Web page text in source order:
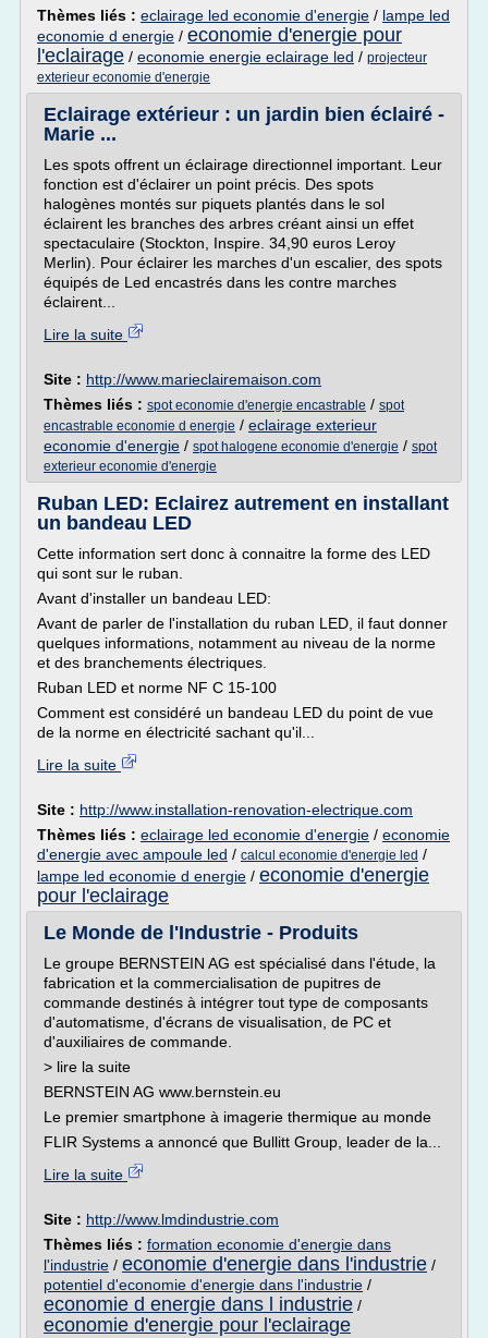
Thèmes liés : eclairage led economie d'energie / lampe led
economie d energie / economie d'energie pour
l'eclairage / economie energie eclairage led / projecteur
exterieur economie d'energie
Eclairage extérieur : un jardin bien éclairé -
Marie ...
Les spots offrent un éclairage directionnel important. Leur
fonction est d'éclairer un point précis. Des spots
halogènes montés sur piquets plantés dans le sol
éclairent les branches des arbres créant ainsi un effet
spectaculaire (Stockton, Inspire. 34,90 euros Leroy
Merlin). Pour éclairer les marches d'un escalier, des spots
équipés de Led encastrés dans les contre marches
éclairent...
Lire la suite
Site : http://www.marieclairemaison.com
Thèmes liés : spot economie d'energie encastrable / spot
encastrable economie d energie / eclairage exterieur
economie d'energie / spot halogene economie d'energie / spot
exterieur economie d'energie
Ruban LED: Eclairez autrement en installant
un bandeau LED
Cette information sert donc à connaitre la forme des LED
qui sont sur le ruban.
Avant d'installer un bandeau LED:
Avant de parler de l'installation du ruban LED, il faut donner
quelques informations, notamment au niveau de la norme
et des branchements électriques.
Ruban LED et norme NF C 15-100
Comment est considéré un bandeau LED du point de vue
de la norme en électricité sachant qu'il...
Lire la suite
Site : http://www.installation-renovation-electrique.com
Thèmes liés : eclairage led economie d'energie / economie
d'energie avec ampoule led / calcul economie d'energie led /
lampe led economie d energie / economie d'energie
pour l'eclairage
Le Monde de l'Industrie - Produits
Le groupe BERNSTEIN AG est spécialisé dans l'étude, la
fabrication et la commercialisation de pupitres de
commande destinés à intégrer tout type de composants
d'automatisme, d'écrans de visualisation, de PC et
d'auxiliaires de commande.
> lire la suite
BERNSTEIN AG www.bernstein.eu
Le premier smartphone à imagerie thermique au monde
FLIR Systems a annoncé que Bullitt Group, leader de la...
Lire la suite
Site : http://www.lmdindustrie.com
Thèmes liés : formation economie d'energie dans
l'industrie / economie d'energie dans l'industrie /
potentiel d'economie d'energie dans l'industrie /
economie d energie dans l industrie /
economie d'energie pour l'eclairage